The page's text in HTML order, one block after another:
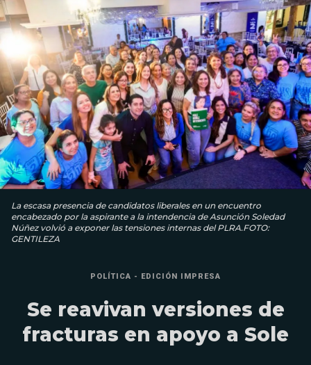
La escasa presencia de candidatos liberales en un encuentro
encabezado por la aspirante a la intendencia de Asunción Soledad
Núñez volvió a exponer las tensiones internas del PLRA.FOTO:
GENTILEZA
POLÍTICA - EDICIÓN IMPRESA
Se reavivan versiones de
fracturas en apoyo a Sole